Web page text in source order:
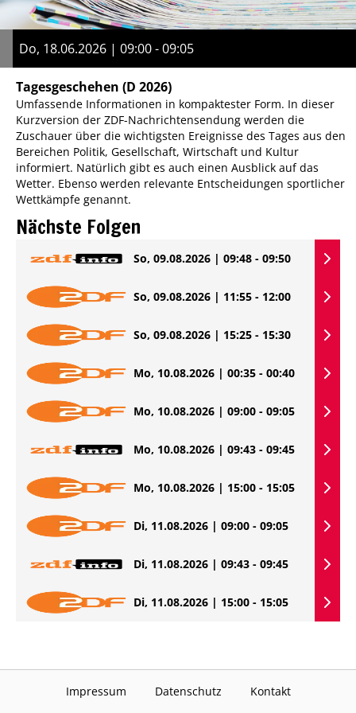
Do, 18.06.2026 | 09:00 - 09:05
Tagesgeschehen (D 2026)
Umfassende Informationen in kompaktester Form. In dieser
Kurzversion der ZDF-Nachrichtensendung werden die
Zuschauer über die wichtigsten Ereignisse des Tages aus den
Bereichen Politik, Gesellschaft, Wirtschaft und Kultur
informiert. Natürlich gibt es auch einen Ausblick auf das
Wetter. Ebenso werden relevante Entscheidungen sportlicher
Wettkämpfe genannt.
Nächste Folgen
So, 09.08.2026 | 09:48 - 09:50
So, 09.08.2026 | 11:55 - 12:00
So, 09.08.2026 | 15:25 - 15:30
Mo, 10.08.2026 | 00:35 - 00:40
Mo, 10.08.2026 | 09:00 - 09:05
Mo, 10.08.2026 | 09:43 - 09:45
Mo, 10.08.2026 | 15:00 - 15:05
Di, 11.08.2026 | 09:00 - 09:05
Di, 11.08.2026 | 09:43 - 09:45
Di, 11.08.2026 | 15:00 - 15:05
Impressum Datenschutz Kontakt